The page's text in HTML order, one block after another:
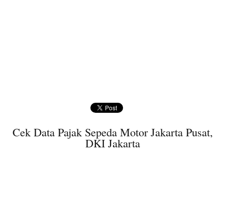
Cek Data Pajak Sepeda Motor Jakarta Pusat,
DKI Jakarta